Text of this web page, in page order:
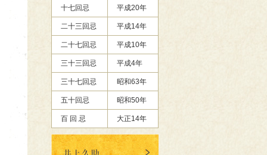
十七回忌 平成20年
二十三回忌 平成14年
二十七回忌 平成10年
三十三回忌 平成4年
三十七回忌 昭和63年
五十回忌 昭和50年
百 回 忌 大正14年